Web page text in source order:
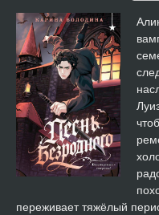
Песнь безродного 14
Песнь безродного 15
Песнь безродного 16
Песнь безродного 17
Песнь безродного 18
Песнь безродного 19
переживает тяжёлый